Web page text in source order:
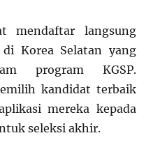
mendaftar langsung
Korea Selatan yang
program KGSP.
kandidat terbaik
mereka kepada
seleksi akhir.